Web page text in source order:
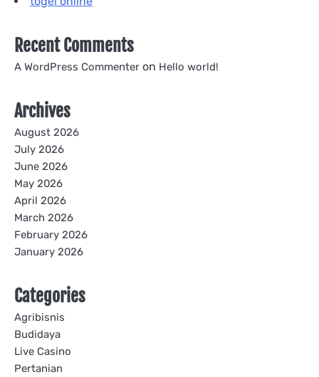
Recent Comments
A WordPress Commenter on Hello world!
Archives
August 2026
July 2026
June 2026
May 2026
April 2026
March 2026
February 2026
January 2026
Categories
Agribisnis
Budidaya
Live Casino
Pertanian